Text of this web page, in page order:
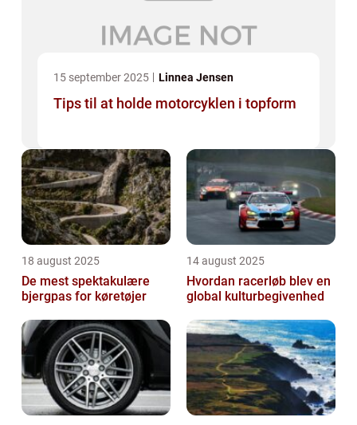
15 september 2025 Linnea Jensen
Tips til at holde motorcyklen i topform
18 august 2025
De mest spektakulære
bjergpas for køretøjer
14 august 2025
Hvordan racerløb blev en
global kulturbegivenhed